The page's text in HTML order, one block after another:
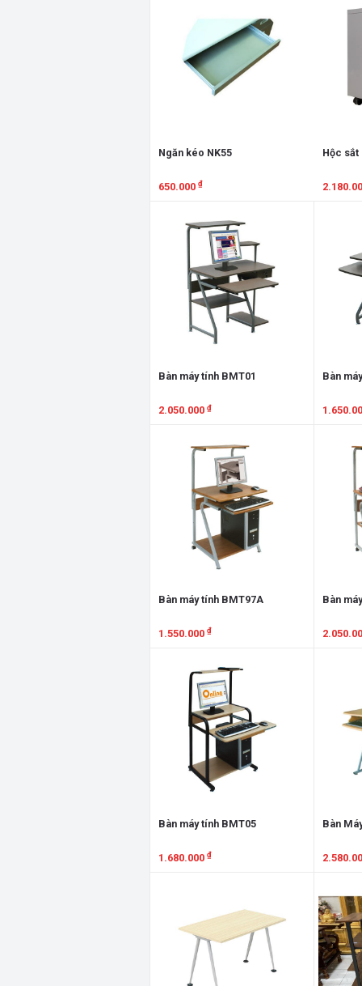
Ngăn kéo NK55
650.000 ₫
Hộc sắt
Bàn máy tính BMT01
2.050.000 ₫
Bàn
Bàn máy tính BMT97A
1.550.000 ₫
Bàn
Bàn máy tính BMT05
1.680.000 ₫
Bàn